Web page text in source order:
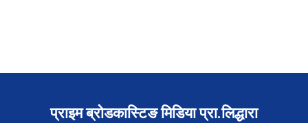
प्राइम ब्रोडकास्टिङ मिडिया प्रा.लिद्धारा